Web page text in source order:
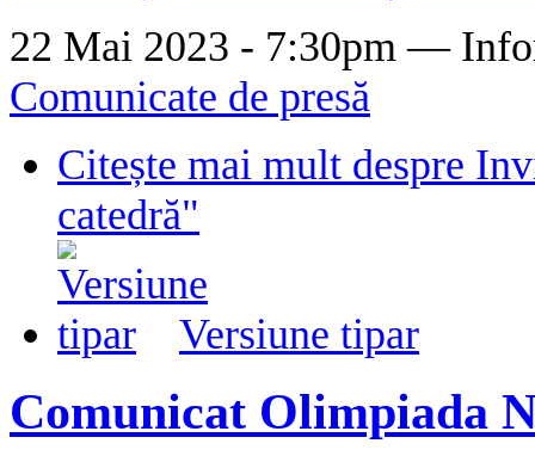
22 Mai 2023 - 7:30pm —
Comunicate de presă
Citește mai mult despre
catedră"
Versiune tipar
Comunicat Olimpiada